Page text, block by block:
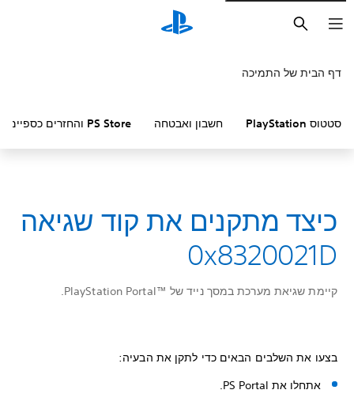
חיפוש
דף הבית של התמיכה
סטטוס PlayStation חשבון ואבטחה PS Store והחזרים כספיים
כיצד מתקנים את קוד שגיאה
0x8320021D
קיימת שגיאת מערכת במסך נייד של ™PlayStation Portal.
בצעו את השלבים הבאים כדי לתקן את הבעיה:
אתחלו את PS Portal.